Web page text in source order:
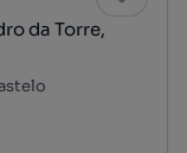
da Torre,